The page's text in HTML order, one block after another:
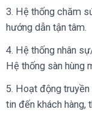
3. Hệ thống chăm
hướng dẫn tận tâm.
4. Hệ thống nhân
Hệ thống sàn hùng
5. Hoạt động
tin đến khách hàng,